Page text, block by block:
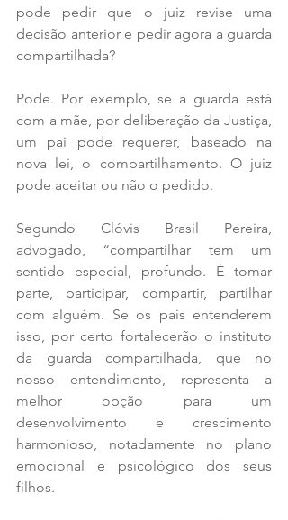
pode pedir que o juiz revise uma
decisão anterior e pedir agora a guarda
compartilhada?
Pode. Por exemplo, se a guarda está
com a mãe, por deliberação da Justiça,
um pai pode requerer, baseado na
nova lei, o compartilhamento. O juiz
pode aceitar ou não o pedido.
Segundo Clóvis Brasil Pereira,
advogado, “compartilhar tem um
sentido especial, profundo. É tomar
parte, participar, compartir, partilhar
com alguém. Se os pais entenderem
isso, por certo fortalecerão o instituto
da guarda compartilhada, que no
nosso entendimento, representa a
melhor opção para um
desenvolvimento e crescimento
harmonioso, notadamente no plano
emocional e psicológico dos seus
filhos.